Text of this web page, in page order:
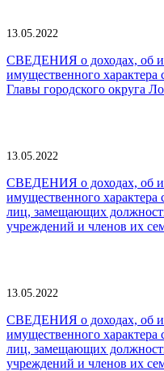
13.05.2022
СВЕДЕНИЯ о доходах, об
имущественного характера
Главы городского округа
13.05.2022
СВЕДЕНИЯ о доходах, об
имущественного характера
лиц, замещающих
учреждений и членов их
13.05.2022
СВЕДЕНИЯ о доходах, об
имущественного характера
лиц, замещающих
учреждений и членов их